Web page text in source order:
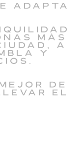
adapta
más
a
y
de
el